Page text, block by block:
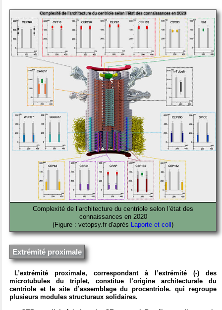
Complexité de l’architecture du centriole selon l’état des
connaissances en 2020
(Figure : vetopsy.fr d'après Laporte et coll )
Extrémité proximale
L’extrémité proximale, correspondant à l’extrémité (-) des
microtubules du triplet, constitue l’origine architecturale du
centriole et le site d’assemblage du procentriole. qui regroupe
plusieurs modules structuraux solidaires.